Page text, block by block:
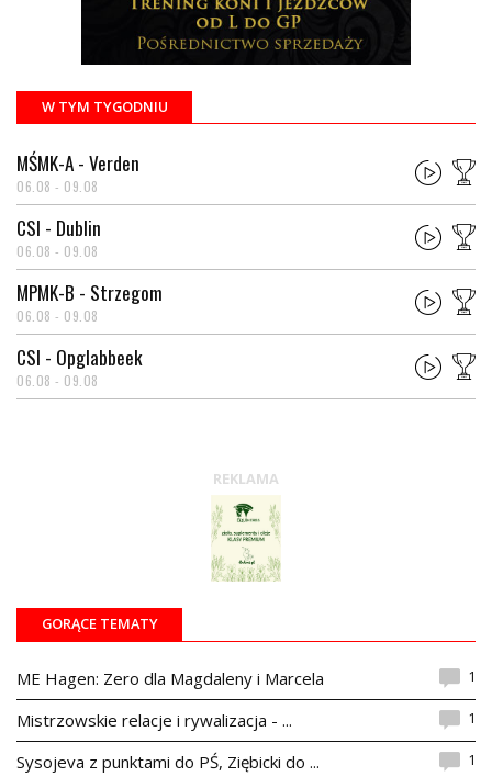
W TYM TYGODNIU
MŚMK-A - Verden
06.08 - 09.08
CSI - Dublin
06.08 - 09.08
MPMK-B - Strzegom
06.08 - 09.08
CSI - Opglabbeek
06.08 - 09.08
REKLAMA
GORĄCE TEMATY
ME Hagen: Zero dla Magdaleny i Marcela 1
Mistrzowskie relacje i rywalizacja - ... 1
Sysojeva z punktami do PŚ, Ziębicki do ... 1